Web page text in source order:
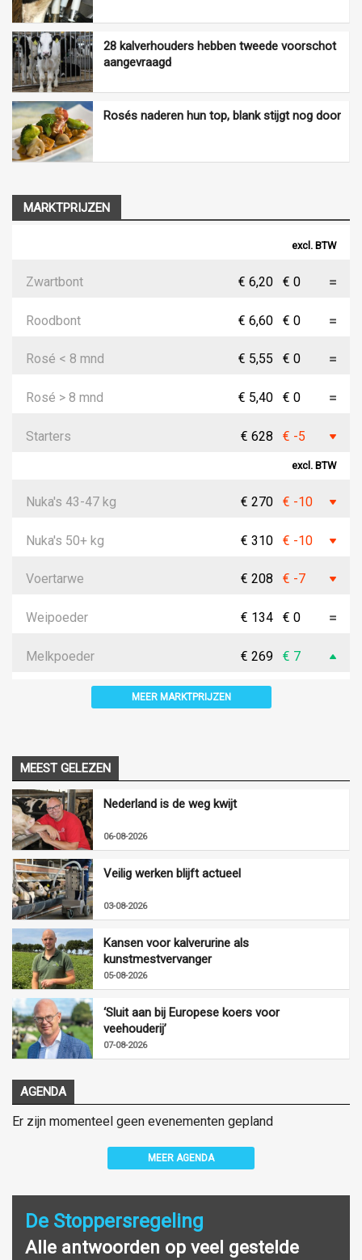
28 kalverhouders hebben tweede voorschot
aangevraagd
Rosés naderen hun top, blank stijgt nog door
MARKTPRIJZEN
excl. BTW
Zwartbont € 6,20 € 0
Roodbont € 6,60 € 0
Rosé < 8 mnd € 5,55 € 0
Rosé > 8 mnd € 5,40 € 0
Starters € 628 € -5
excl. BTW
Nuka's 43-47 kg € 270 € -10
Nuka's 50+ kg € 310 € -10
Voertarwe € 208 € -7
Weipoeder € 134 € 0
Melkpoeder € 269 € 7
MEER MARKTPRIJZEN
MEEST GELEZEN
Nederland is de weg kwijt
06-08-2026
Veilig werken blijft actueel
03-08-2026
Kansen voor kalverurine als
kunstmestvervanger
05-08-2026
‘Sluit aan bij Europese koers voor
veehouderij’
07-08-2026
AGENDA
Er zijn momenteel geen evenementen gepland
MEER AGENDA
De Stoppersregeling
Alle antwoorden op veel gestelde